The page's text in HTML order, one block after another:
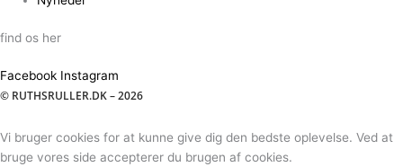
find os her
Facebook Instagram
© RUTHSRULLER.DK – 2026
Vi bruger cookies for at kunne give dig den bedste oplevelse. Ved at
bruge vores side accepterer du brugen af cookies.